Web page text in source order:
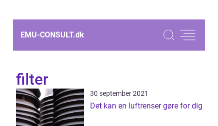
EMU-CONSULT.dk
filter
30 september 2021
Det kan en luftrenser gøre for dig